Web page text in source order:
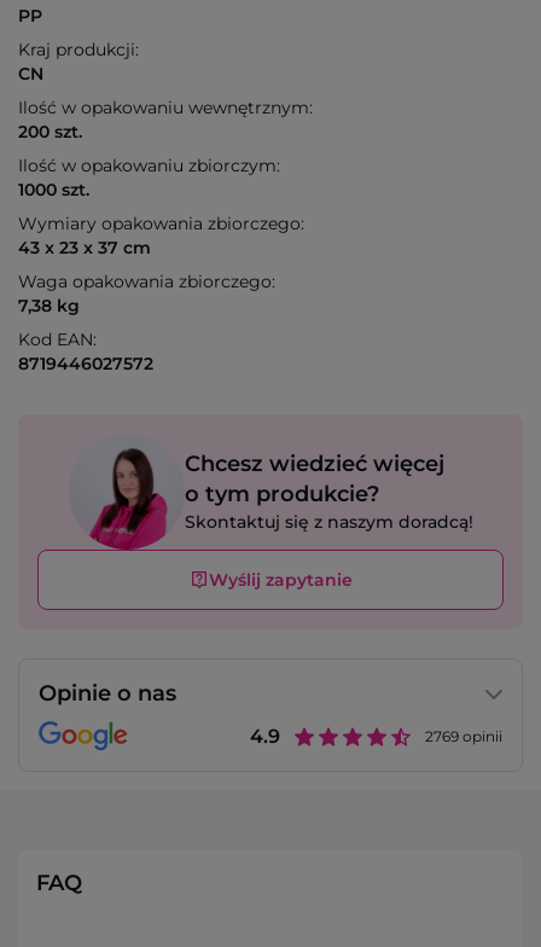
PP
Kraj produkcji:
CN
Ilość w opakowaniu wewnętrznym:
200 szt.
Ilość w opakowaniu zbiorczym:
1000 szt.
Wymiary opakowania zbiorczego:
43 x 23 x 37 cm
Waga opakowania zbiorczego:
7,38 kg
Kod EAN:
8719446027572
Chcesz wiedzieć więcej
o tym produkcie?
Skontaktuj się z naszym doradcą!
Wyślij zapytanie
Opinie o nas
4.9 2769 opinii
FAQ